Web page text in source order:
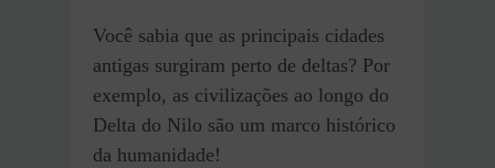
Você sabia que as principais cidades
antigas surgiram perto de deltas? Por
exemplo, as civilizações ao longo do
Delta do Nilo são um marco histórico
da humanidade!